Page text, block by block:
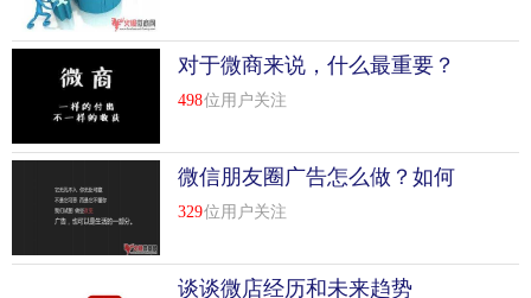
对于微商来说，什么最重要？
498位用户关注
微信朋友圈广告怎么做？如何
推广有效果？
329位用户关注
谈谈微店经历和未来趋势